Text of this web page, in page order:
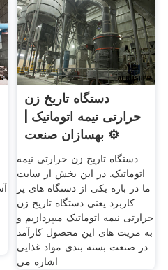
دستگاه تاریخ زن
حرارتی نیمه اتوماتیک |
⚙️ بهسازان صنعت
دستگاه تاریخ زن حرارتی نیمه
اتوماتیک. در این بخش از سایت
ما در باره یکی از دستگاه های پر
کاربرد یعنی دستگاه تاریخ زن
حرارتی نیمه اتوماتیک میپردازیم و
به مزیت های این محصول کارآمد
در صنعت بسته بندی مواد غذایی
اشاره می